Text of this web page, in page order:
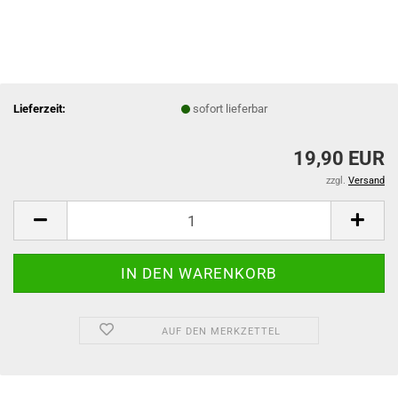
Lieferzeit: sofort lieferbar
19,90 EUR
zzgl. Versand
AUF DEN MERKZETTEL